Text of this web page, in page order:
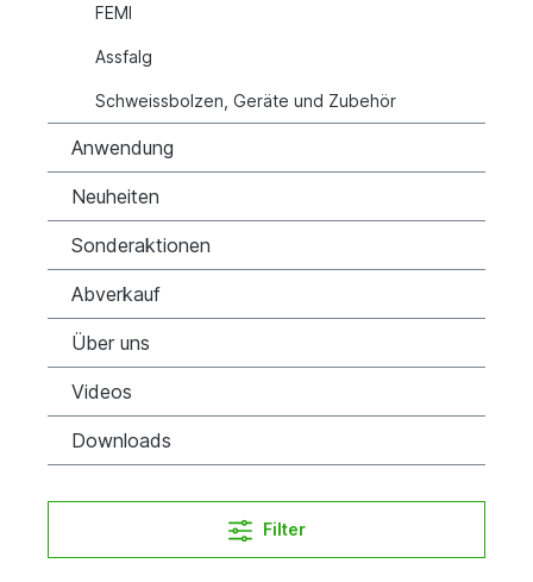
FEMI
Assfalg
Schweissbolzen, Geräte und Zubehör
Anwendung
Neuheiten
Sonderaktionen
Abverkauf
Über uns
Videos
Downloads
Filter